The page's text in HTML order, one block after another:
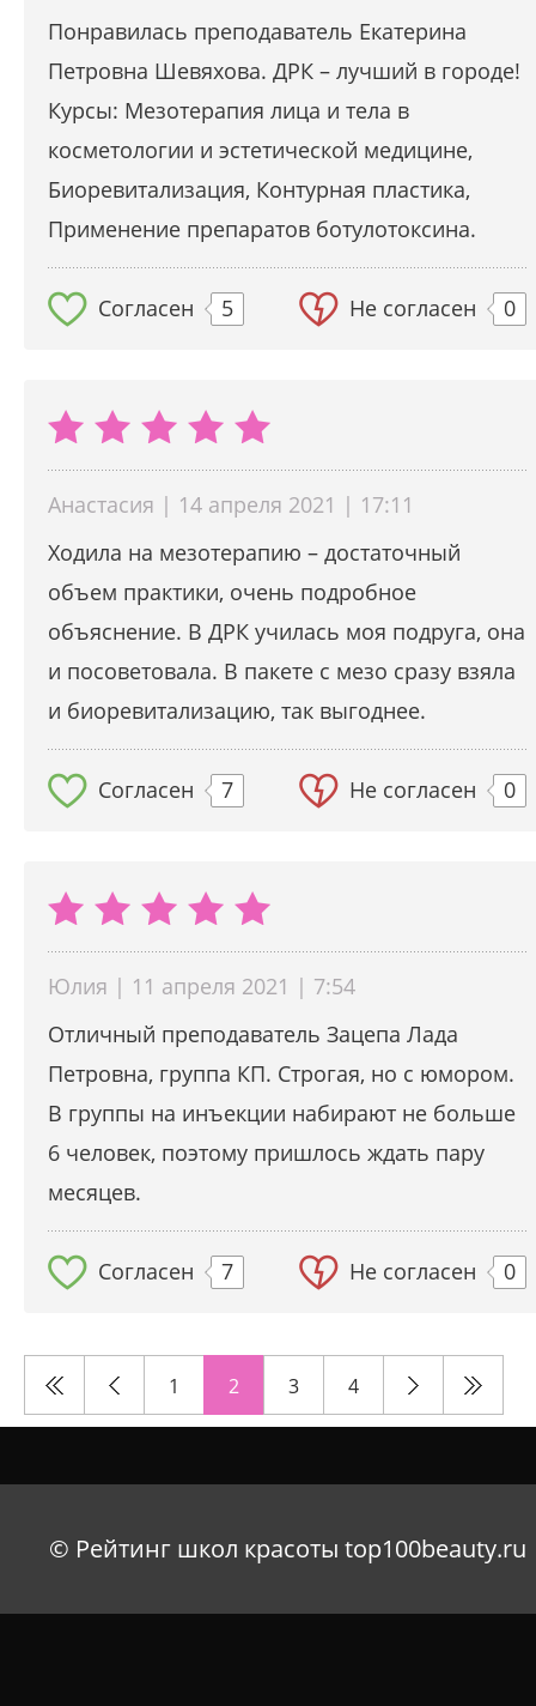
Понравилась преподаватель Екатерина
Петровна Шевяхова. ДРК – лучший в городе!
Курсы: Мезотерапия лица и тела в
косметологии и эстетической медицине,
Биоревитализация, Контурная пластика,
Применение препаратов ботулотоксина.
Согласен 5 Не согласен 0
Анастасия | 14 апреля 2021 | 17:11
Ходила на мезотерапию – достаточный
объем практики, очень подробное
объяснение. В ДРК училась моя подруга, она
и посоветовала. В пакете с мезо сразу взяла
и биоревитализацию, так выгоднее.
Согласен 7 Не согласен 0
Юлия | 11 апреля 2021 | 7:54
Отличный преподаватель Зацепа Лада
Петровна, группа КП. Строгая, но с юмором.
В группы на инъекции набирают не больше
6 человек, поэтому пришлось ждать пару
месяцев.
Согласен 7 Не согласен 0
1 2 3 4
© Рейтинг школ красоты top100beauty.ru